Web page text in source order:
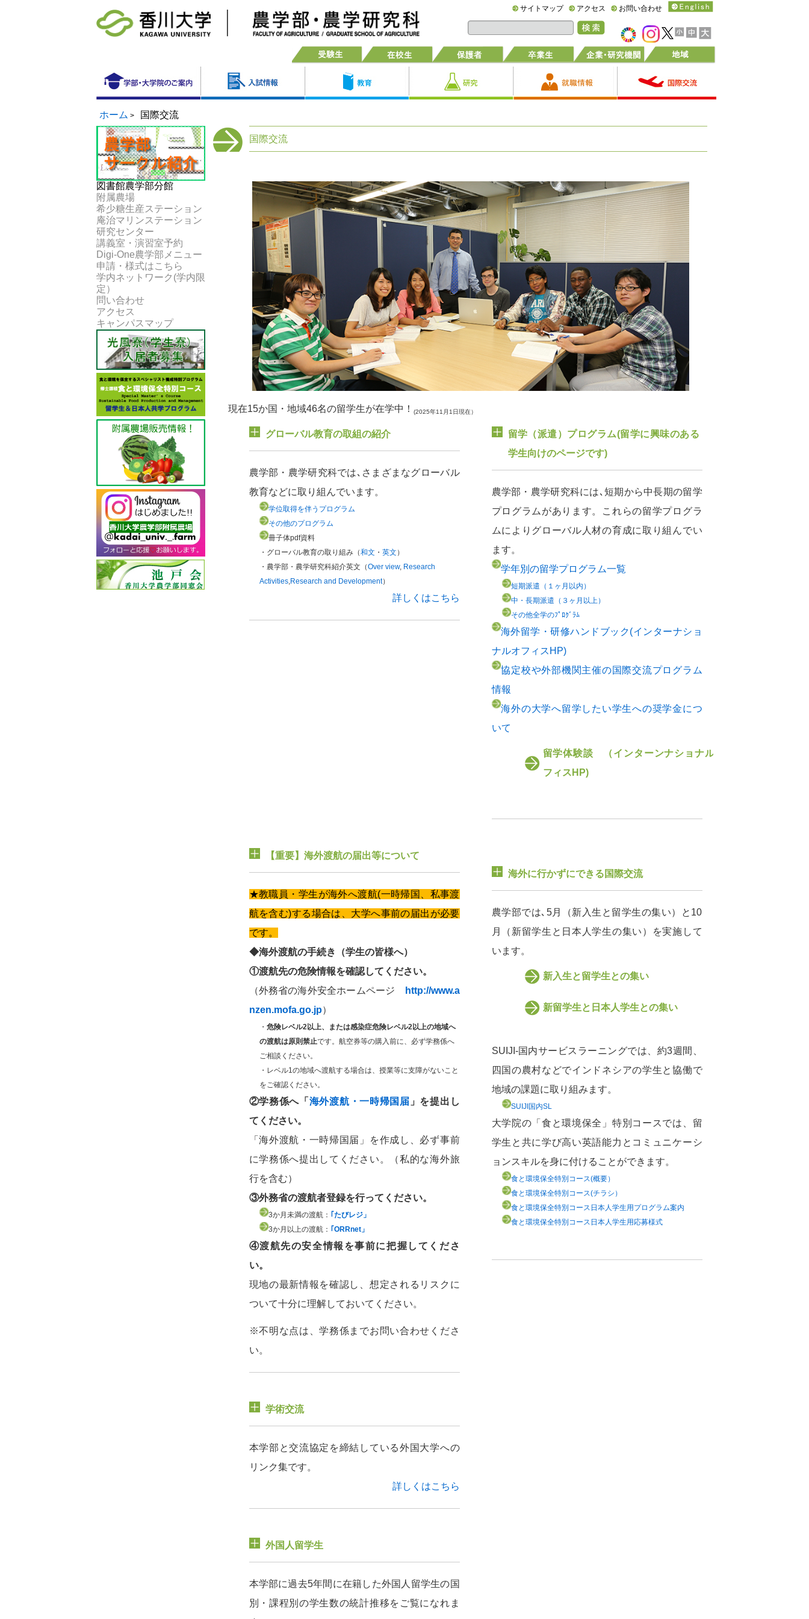
サイトマップ アクセス お問い合わせ
ホーム > 国際交流
図書館農学部分館
附属農場
希少糖生産ステーション
庵治マリンステーション
研究センター
講義室・演習室予約
Digi-One農学部メニュー
申請・様式はこちら
学内ネットワーク(学内限
定）
問い合わせ
アクセス
キャンパスマップ
国際交流
現在15か国・地域46名の留学生が在学中！ (2025年11月1日現在）
グローバル教育の取組の紹介
農学部・農学研究科では､さまざまなグローバル
教育などに取り組んでいます。
学位取得を伴うプログラム
その他のプログラム
冊子体pdf資料
・グローバル教育の取り組み（和文 ・ 英文 ）
・農学部・農学研究科紹介英文（Over view, Research
Activities,Research and Development）
詳しくはこちら
留学（派遣）プログラム(留学に興味のある
学生向けのページです)
農学部・農学研究科には､短期から中長期の留学
プログラムがあります。これらの留学プログラ
ムによりグローバル人材の育成に取り組んでい
ます。
学年別の留学プログラム一覧
短期派遣（１ヶ月以内）
中・長期派遣（３ヶ月以上）
その他全学のﾌﾟﾛｸﾞﾗﾑ
海外留学・研修ハンドブック(インターナショ
ナルオフィスHP)
協定校や外部機関主催の国際交流プログラム
情報
海外の大学へ留学したい学生への奨学金につ
いて
留学体験談 （インターンナショナルオ
フィスHP)
【重要】海外渡航の届出等について
★教職員・学生が海外へ渡航(一時帰国、私事渡
航を含む)する場合は、大学へ事前の届出が必要
です。
◆海外渡航の手続き（学生の皆様へ）
①渡航先の危険情報を確認してください。
（外務省の海外安全ホームページ
http://www.a
nzen.mofa.go.jp）
・ 危険レベル2以上、または感染症危険レベル2以上の地域へ
の渡航は原則禁止です。航空券等の購入前に、必ず学務係へ
ご相談ください。
・レベル1の地域へ渡航する場合は、授業等に支障がないこと
をご確認ください。
②学務係へ「 海外渡航・一時帰国届 」を提出し
てください。
「海外渡航・一時帰国届」を作成し、必ず事前
に学務係へ提出してください。（私的な海外旅
行を含む）
③外務省の渡航者登録を行ってください。
3か月未満の渡航： ｢たびレジ」
3か月以上の渡航： ｢ORRnet」
④渡航先の安全情報を事前に把握してくださ
い。
現地の最新情報を確認し、想定されるリスクに
ついて十分に理解しておいてください。
※不明な点は、学務係までお問い合わせくださ
い。
学術交流
本学部と交流協定を締結している外国大学への
リンク集です。
詳しくはこちら
外国人留学生
本学部に過去5年間に在籍した外国人留学生の国
別・課程別の学生数の統計推移をご覧になれま
海外に行かずにできる国際交流
農学部では､5月（新入生と留学生の集い）と10
月（新留学生と日本人学生の集い）を実施して
います。
新入生と留学生との集い
新留学生と日本人学生との集い
SUIJI-国内サービスラーニングでは、約3週間、
四国の農村などでインドネシアの学生と協働で
地域の課題に取り組みます。
SUIJI国内SL
大学院の「食と環境保全」特別コースでは、留
学生と共に学び高い英語能力とコミュニケーシ
ョンスキルを身に付けることができます。
食と環境保全特別コース(概要）
食と環境保全特別コース(チラシ）
食と環境保全特別コース日本人学生用プログラム案内
食と環境保全特別コース日本人学生用応募様式